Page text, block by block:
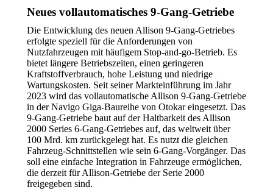
Neues vollautomatisches 9-Gang-Getriebe
Die Entwicklung des neuen Allison 9-Gang-Getriebes
erfolgte speziell für die Anforderungen von
Nutzfahrzeugen mit häufigem Stop-and-go-Betrieb. Es
bietet längere Betriebszeiten, einen geringeren
Kraftstoffverbrauch, hohe Leistung und niedrige
Wartungskosten. Seit seiner Markteinführung im Jahr
2023 wird das vollautomatische Allison 9-Gang-Getriebe
in der Navigo Giga-Baureihe von Otokar eingesetzt. Das
9-Gang-Getriebe baut auf der Haltbarkeit des Allison
2000 Series 6-Gang-Getriebes auf, das weltweit über
100 Mrd. km zurückgelegt hat. Es nutzt die gleichen
Fahrzeug-Schnittstellen wie sein 6-Gang-Vorgänger. Das
soll eine einfache Integration in Fahrzeuge ermöglichen,
die derzeit für Allison-Getriebe der Serie 2000
freigegeben sind.